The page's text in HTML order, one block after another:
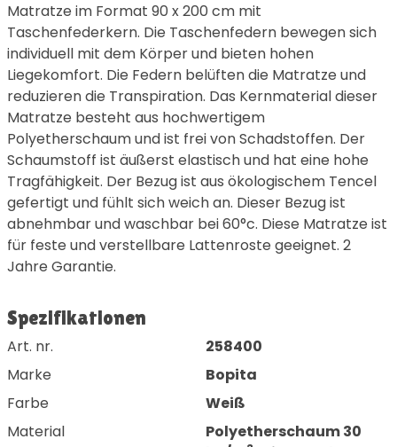
Matratze im Format 90 x 200 cm mit
Taschenfederkern. Die Taschenfedern bewegen sich
individuell mit dem Körper und bieten hohen
Liegekomfort. Die Federn belüften die Matratze und
reduzieren die Transpiration. Das Kernmaterial dieser
Matratze besteht aus hochwertigem
Polyetherschaum und ist frei von Schadstoffen. Der
Schaumstoff ist äußerst elastisch und hat eine hohe
Tragfähigkeit. Der Bezug ist aus ökologischem Tencel
gefertigt und fühlt sich weich an. Dieser Bezug ist
abnehmbar und waschbar bei 60°c. Diese Matratze ist
für feste und verstellbare Lattenroste geeignet. 2
Jahre Garantie.
Spezifikationen
Art. nr.
258400
Marke
Bopita
Farbe
Weiß
Material
Polyetherschaum 30